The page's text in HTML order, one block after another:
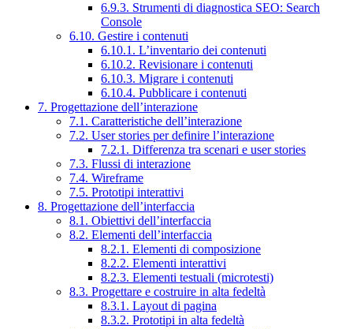
6.9.3. Strumenti di diagnostica SEO: Search
Console
6.10. Gestire i contenuti
6.10.1. L’inventario dei contenuti
6.10.2. Revisionare i contenuti
6.10.3. Migrare i contenuti
6.10.4. Pubblicare i contenuti
7. Progettazione dell’interazione
7.1. Caratteristiche dell’interazione
7.2. User stories per definire l’interazione
7.2.1. Differenza tra scenari e user stories
7.3. Flussi di interazione
7.4. Wireframe
7.5. Prototipi interattivi
8. Progettazione dell’interfaccia
8.1. Obiettivi dell’interfaccia
8.2. Elementi dell’interfaccia
8.2.1. Elementi di composizione
8.2.2. Elementi interattivi
8.2.3. Elementi testuali (microtesti)
8.3. Progettare e costruire in alta fedeltà
8.3.1. Layout di pagina
8.3.2. Prototipi in alta fedeltà